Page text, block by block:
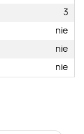
3
nie
nie
nie